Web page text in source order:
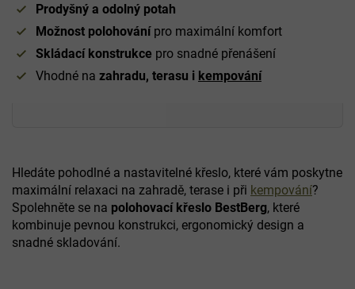
Prodyšný a odolný potah
Možnost polohovánípro maximální komfort
Skládací konstrukce pro snadné přenášení
Vhodné na zahradu, terasu i kempování
Hledáte pohodlné a nastavitelné křeslo, které vám poskytne
maximální relaxaci na zahradě, terase i při kempování?
Spolehněte se na polohovací křeslo BestBerg, které
kombinuje pevnou konstrukci, ergonomický design a
snadné skladování.